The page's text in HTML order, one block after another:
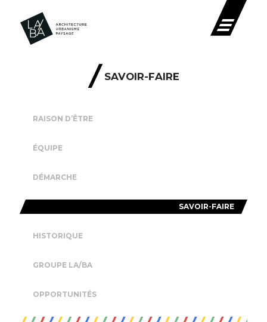
SAVOIR-FAIRE
RAISON D’ÊTRE
ÉQUIPE
DÉMARCHE
SAVOIR-FAIRE
HISTORIQUE
GROUPE LA/BA
OPPORTUNITÉS